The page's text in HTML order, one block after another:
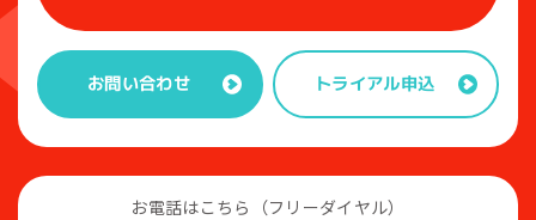
お問い合わせ トライアル申込
お電話はこちら（フリーダイヤル）